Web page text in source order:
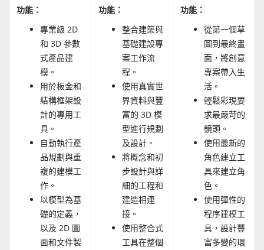
功能：
專業級 2D
和 3D 參數
式產品建
模。
用於板金和
結構框架設
計的專用工
具。
自動執行產
品規劃與重
複的建模工
作。
以模型為基
礎的定義，
以及 2D 圖
面和文件製
功能：
整合建築與
基礎建設專
案工作流
程。
使用真實世
界資料與豐
富的 3D 模
型進行規劃
及設計。
將概念和初
步設計與詳
細的工程和
建造相連
接。
使用整合式
工具在整個
功能：
從第一個草
圖到最終畫
面，將創意
專案帶入生
活。
輕鬆彩現要
求最嚴苛的
鏡頭。
使用最新的
角色建立工
具來建立角
色。
使用彈性的
程序建模工
具，設計豐
富多變的環